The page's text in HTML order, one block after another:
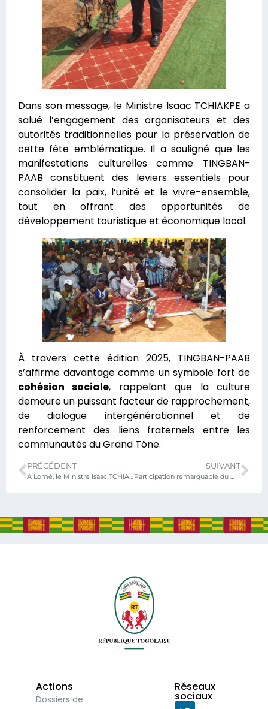
Dans son message, le Ministre Isaac TCHIAKPE a
salué l’engagement des organisateurs et des
autorités traditionnelles pour la préservation de
cette fête emblématique. Il a souligné que les
manifestations culturelles comme TINGBAN-
PAAB constituent des leviers essentiels pour
consolider la paix, l’unité et le vivre-ensemble,
tout en offrant des opportunités de
développement touristique et économique local.
À travers cette édition 2025, TINGBAN-PAAB
s’affirme davantage comme un symbole fort de
cohésion sociale, rappelant que la culture
demeure un puissant facteur de rapprochement,
de dialogue intergénérationnel et de
renforcement des liens fraternels entre les
communautés du Grand Tône.
PRÉCÉDENT
À Lomé, le Ministre Isaac TCHIAKPE ouvre la Journée culturelle du 9ᵉ Congrès panafricain et trace la voie d’une renaissance culturelle africaine
SUIVANT
Participation remarquable du Ministère du Tourisme, de la Culture et des Arts à la 20ᵉ édition de la Foire Internationale de Lomé
Actions
Dossiers de
Réseaux
sociaux